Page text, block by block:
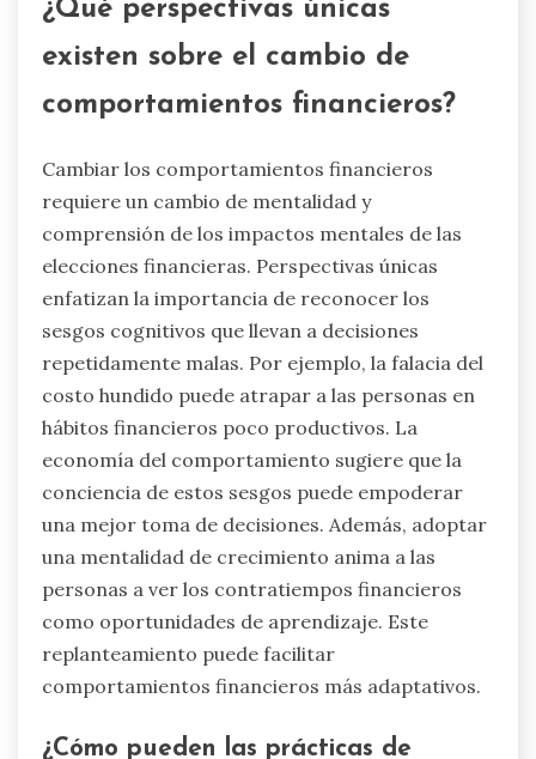
personas pueden experimentar síntomas de
ansiedad y depresión aumentados, impactando
un plan financiero puede mitigar estos efectos.
¿Qué perspectivas únicas
existen sobre el cambio de
comportamientos financieros?
Cambiar los comportamientos financieros
requiere un cambio de mentalidad y
comprensión de los impactos mentales de las
elecciones financieras. Perspectivas únicas